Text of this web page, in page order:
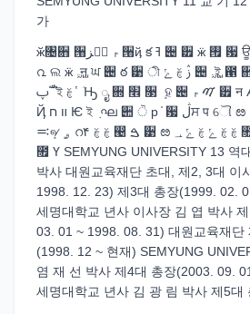
가
ӂ৔਋ ੘ࢎ ߔ߽ز ੘ҋ క ߔ ੄ ੿ ӝ ࡟ ਷ ਊ ف ࢑ ӝ ड ী ୒ ܕ ੄
൨ ଲ ӝ ࢚ न ਘ ੄ ఠ ੹ ী ࢲ ࣁ ݺ ੄ ࢚ ই ఑ ਋ ڣ ࣟ ও ֎ ೟ ޙ ৌ ӝ
ࢠ ࣟ ই ࣁ ҅ ܳ Ԣ ೖ ਍ ׮ ૓ ܻ ହ ੄ ࠉ ࢎ ੿ न Ӕ ਗ غ য ੋ ੄ ৘ ૑ т
Ҋ װ ח Ѥ ই ٜ ഘ ੊ ੋ р ֫ ਷ ڷਸ प ୌ ೞ ܻ ۄ ޷ ې ೱ ೧ ١ ࠛ ߋഃ ৡ ־
ܻ࠺୶ܻ ۄ റ۴ ࣁ ࣁ ൤ ࠁ ੹ ೞ ࣁ ࣁ ݺ ࣁ ݺ ؀ ೟ ৔ ਗ ൤ ࡄ ա ܻ ࣁ ݺ ؀
೟ Ү SEMYUNG UNIVERSITY 13 역
박사 대원교육재단 초대, 제2, 3대 이
1998. 12. 23) 제3대 총장(1999. 02.
세명대학교 년사 이사장 김 엽 박사
03. 01 ~ 1998. 08. 31) 대원교육재단
(1998. 12 ~ 현재) SEMYUNG
염 재 선 박사 제4대 총장(2003. 09.
세명대학교 년사 김 광 림 박사 제5대